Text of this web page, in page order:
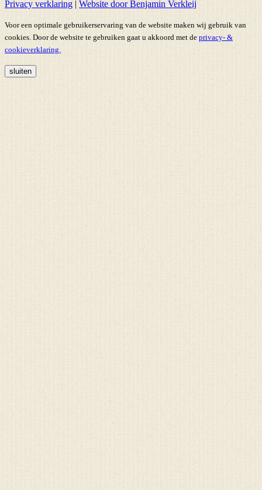
Privacy verklaring | Website door Benjamin Verkleij
Voor een optimale gebruikerservaring van de website maken wij gebruik van
cookies. Door de website te gebruiken gaat u akkoord met de privacy- &
cookieverklaring.
sluiten